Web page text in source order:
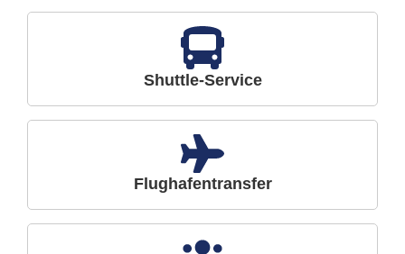
Shuttle-Service
Flughafentransfer